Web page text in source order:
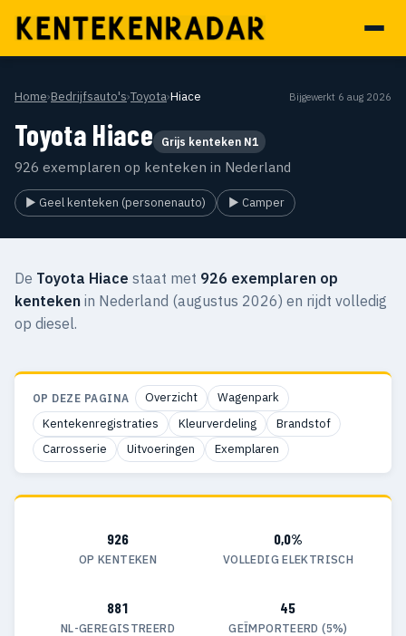
Home›Bedrijfsauto's›Toyota›Hiace Bijgewerkt 6 aug 2026
Toyota Hiace Grijs kenteken N1
926 exemplaren op kenteken in Nederland
▶ Geel kenteken (personenauto) ▶ Camper
De Toyota Hiace staat met 926 exemplaren op
kenteken in Nederland (augustus 2026) en rijdt volledig
op diesel.
OP DEZE PAGINA Overzicht
Wagenpark
Kentekenregistraties
Kleurverdeling
Brandstof
Carrosserie
Uitvoeringen Exemplaren
926
OP KENTEKEN
0,0%
VOLLEDIG ELEKTRISCH
881
NL-GEREGISTREERD
45
GEÏMPORTEERD (5%)